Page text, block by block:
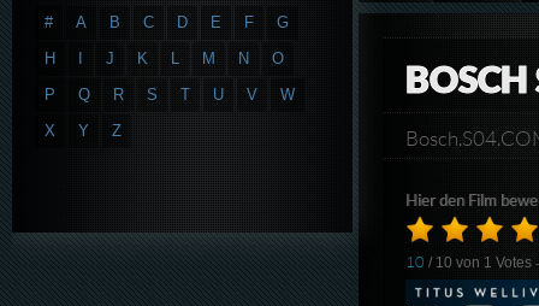
BOSCH
Hier den Film
10 / 10 von 1 Votes
# A B C D E F
G
H
I J K L M N
O
P
Q R S T U V
W
X
Y Z